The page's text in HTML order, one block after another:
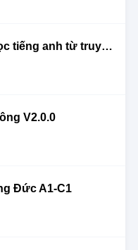
Monkey Stories: học tiếng anh từ truyện, sách nói
V2.0.0
Đức A1-C1